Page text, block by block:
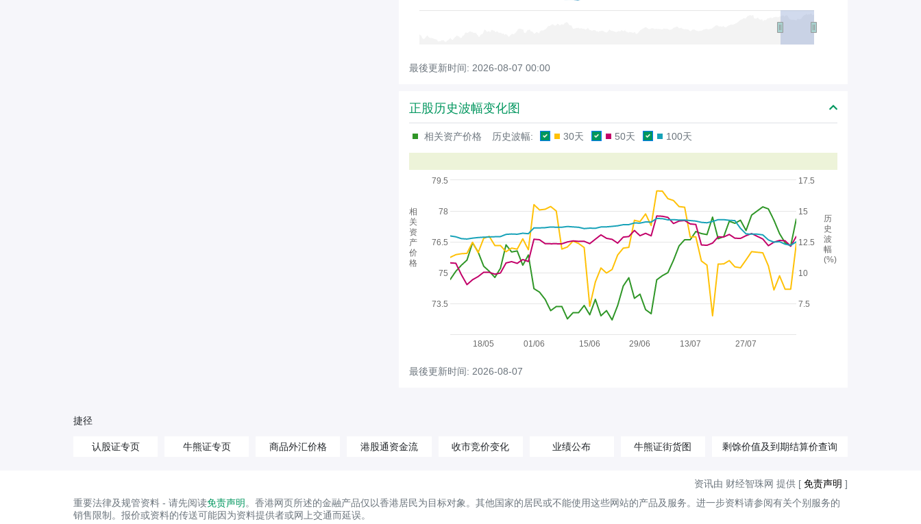
最後更新时间: 2026-08-07 00:00
正股历史波幅变化图
相关资产价格 历史波幅: 30天 50天 100天
18/05 01/06 15/06 29/06 13/07 27/07
73.5
75
76.5
78
79.5
7.5
10
12.5
15
17.5
相
关
资
产
价
格
历
史
波
幅
(%)
最後更新时间: 2026-08-07
捷径
认股证专页 牛熊证专页 商品外汇价格 港股通资金流 收市竞价变化 业绩公布 牛熊证街货图 剩馀价值及到期结算价查询
资讯由 财经智珠网 提供 [ 免责声明 ]
重要法律及规管资料 - 请先阅读免责声明 。香港网页所述的金融产品仅以香港居民为目标对象。其他国家的居民或不能使用这些网站的产品及服务。进一步资料请参阅有关个别服务的
销售限制。报价或资料的传送可能因为资料提供者或网上交通而延误。